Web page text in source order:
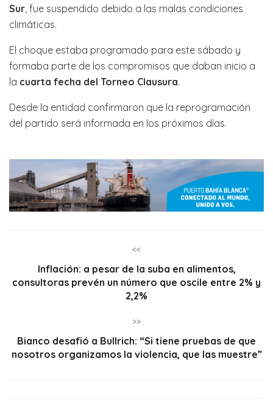
Sur, fue suspendido debido a las malas condiciones
climáticas.
El choque estaba programado para este sábado y
formaba parte de los compromisos que daban inicio a
la cuarta fecha del Torneo Clausura.
Desde la entidad confirmaron que la reprogramación
del partido será informada en los próximos días.
<<
Inflación: a pesar de la suba en alimentos,
consultoras prevén un número que oscile entre 2% y
2,2%
>>
Bianco desafió a Bullrich: “Si tiene pruebas de que
nosotros organizamos la violencia, que las muestre”